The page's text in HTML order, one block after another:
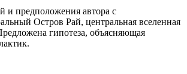
и предположения автора с
Остров Рай, центральная вселенная
гипотеза, объясняющая